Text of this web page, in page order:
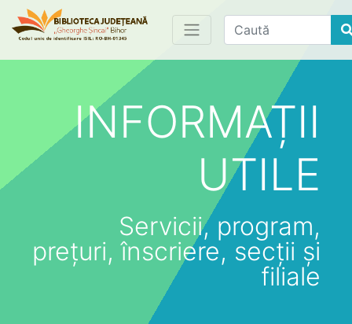
Find
INFORMAȚII
UTILE
Servicii, program,
prețuri, înscriere, secții și
filiale